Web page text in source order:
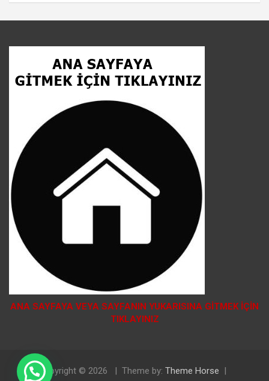
ANA SAYFAYA VEYA SAYFANIN YUKARISINA GİTMEK İÇİN
TIKLAYINIZ
Copyright © 2026 Theme by: Theme Horse
Doğal Tosya Balı Sipariş İçin Tıklayınız